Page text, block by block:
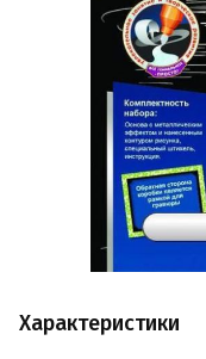
Характеристики